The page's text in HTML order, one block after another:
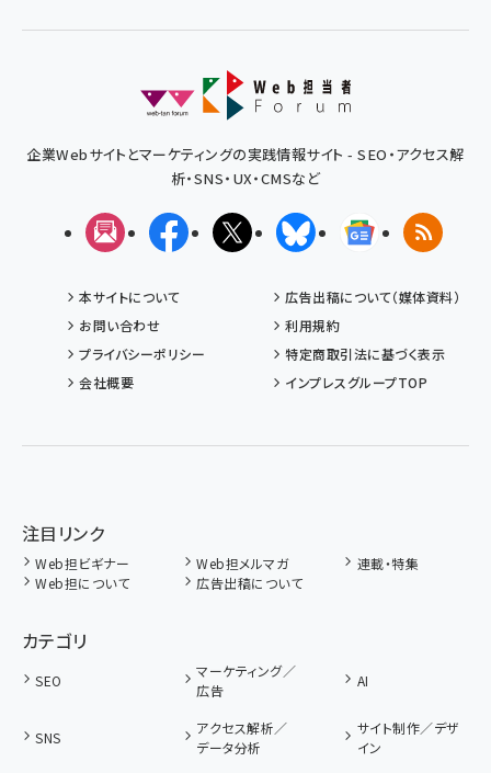
企業Webサイトとマーケティングの実践情報サイト - SEO・アクセス解
析・SNS・UX・CMSなど
メルマガFacebookX(エックス)BlueskyGoogleニュ
RSS
本サイトについて
広告出稿について（媒体資料）
お問い合わせ
利用規約
プライバシーポリシー
特定商取引法に基づく表示
会社概要
インプレスグループTOP
注目リンク
Web担ビギナー Web担メルマガ
連載・特集
Web担について
広告出稿について
カテゴリ
SEO
マーケティング／
広告
AI
SNS
アクセス解析／
データ分析
サイト制作／デザ
イン